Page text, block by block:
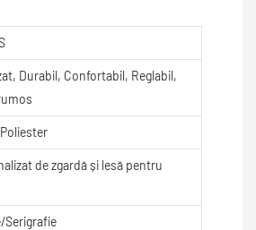
Durabil, Confortabil, Reglabil,
de zgardă și lesă pentru
Serigrafie